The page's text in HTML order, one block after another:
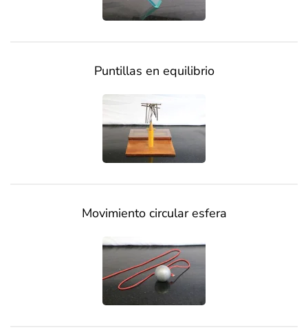
Puntillas en equilibrio
Movimiento circular esfera